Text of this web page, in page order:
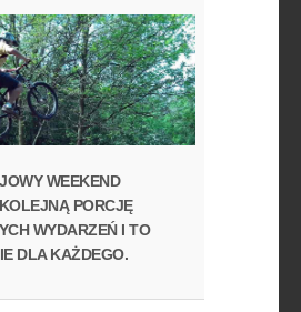
WEEKEND
PORCJĘ
WYDARZEŃ I TO
DLA KAŻDEGO.